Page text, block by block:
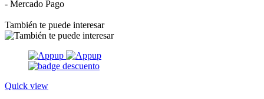
- Mercado Pago
También te puede interesar
Quick view